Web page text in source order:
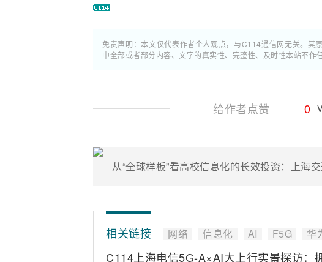
免责声明：本文仅代表作者个人观点，与C114通信网无关。其
中全部或者部分内容、文字的真实性、完整性、及时性本站不作
给作者点赞 0
相关链接 网络 信息化 AI F5G 华
C114上海电信5G-A×AI大上行实景探访：